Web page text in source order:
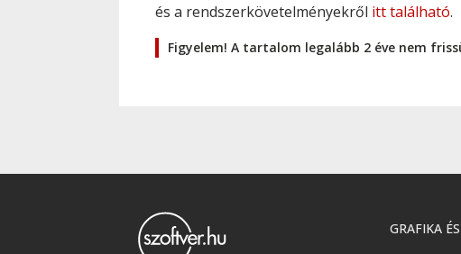
és a rendszerkövetelményekről itt található.
Figyelem! A tartalom legalább 2 éve nem
GRAFIKA